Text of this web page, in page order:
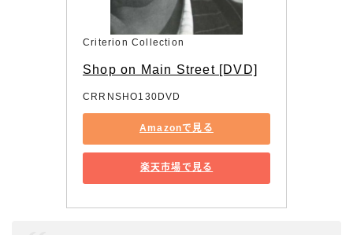
Criterion Collection
Shop on Main Street [DVD]
CRRNSHO130DVD
Amazonで見る
楽天市場で見る